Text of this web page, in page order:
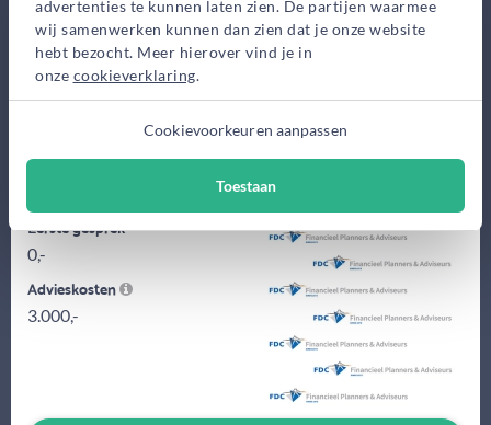
advertenties te kunnen laten zien. De partijen waarmee
wij samenwerken kunnen dan zien dat je onze website
hebt bezocht. Meer hierover vind je in
onze cookieverklaring.
Cookievoorkeuren aanpassen
Toestaan
Ik stel u als klant centraal en zal het advies aanpassen op uw
situatie, ik lever maatwerk voor mensen in loondienst of aan
Eerste gesprek
0,-
Advieskosten
3.000,-